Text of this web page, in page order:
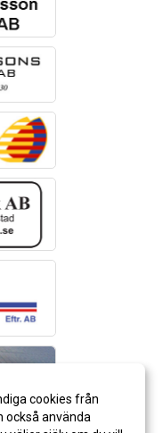
cookies från
också använda